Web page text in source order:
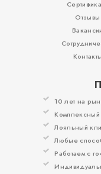
Отзывы
Контакты
10 лет на
Лояльный
Любые
Работаем с